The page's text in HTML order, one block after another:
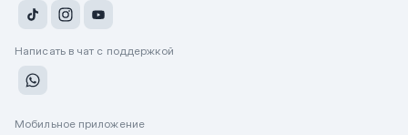
Написать в чат с поддержкой
Мобильное приложение